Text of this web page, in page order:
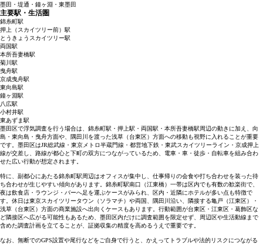
墨田・堤通・鐘ヶ淵・東墨田
主要駅・生活圏
錦糸町駅
押上（スカイツリー前）駅
とうきょうスカイツリー駅
両国駅
本所吾妻橋駅
菊川駅
曳舟駅
京成曳舟駅
東向島駅
鐘ヶ淵駅
八広駅
小村井駅
東あずま駅
墨田区で浮気調査を行う場合は、錦糸町駅・押上駅・両国駅・本所吾妻橋駅周辺の動きに加え、向
島・東向島・曳舟方面や、隅田川を渡った浅草（台東区）方面への移動も視野に入れることが重要
です。墨田区はJR総武線・東京メトロ半蔵門線・都営地下鉄・東武スカイツリーライン・京成押上
線が交差し、路線が都心と下町の双方につながっているため、電車・車・徒歩・自転車を組み合わ
せた広い行動が想定されます。
特に、副都心にあたる錦糸町駅周辺はオフィスが集中し、仕事帰りの会食や打ち合わせを装った待
ち合わせが生じやすい傾向があります。錦糸町駅南口（江東橋）一帯は区内でも有数の歓楽街で、
夜は飲食店・ラウンジ・バーへ足を運ぶケースがみられ、区内・近隣にホテルが多い点も特徴で
す。休日は東京スカイツリータウン（ソラマチ）や両国、隅田川沿い、隣接する亀戸（江東区）・
浅草（台東区）方面の商業施設へ出向くケースもあります。行動範囲が台東区・江東区・葛飾区な
ど隣接区へ広がる可能性もあるため、墨田区内だけに調査範囲を限定せず、周辺区や生活動線まで
含めた調査計画を立てることが、証拠収集の精度を高めるうえで重要です。
なお、無断でのGPS設置や尾行などをご自身で行うと、かえってトラブルや法的リスクにつながる